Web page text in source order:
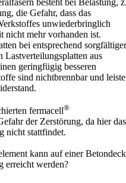
die Gefahr, dass das
unwiederbringlich
nicht mehr vorhanden ist.
bei entsprechend sorgfältiger
aus
geringfügig besseren
sind nichtbrennbar und
fermacell®
der Zerstörung, da hier das
nicht stattfindet.
kann auf einer
erreicht werden?